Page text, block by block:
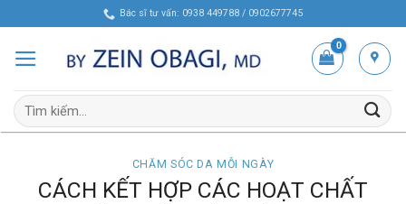
content
Bác sĩ tư vấn: 0938 449788 / 0902677745
Tìm
kiếm:
CHĂM SÓC DA MỖI NGÀY
CÁCH KẾT HỢP CÁC HOẠT CHẤT